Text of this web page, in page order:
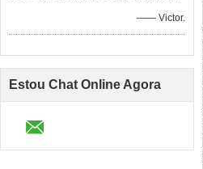
—— Victor.
Estou Chat Online Agora